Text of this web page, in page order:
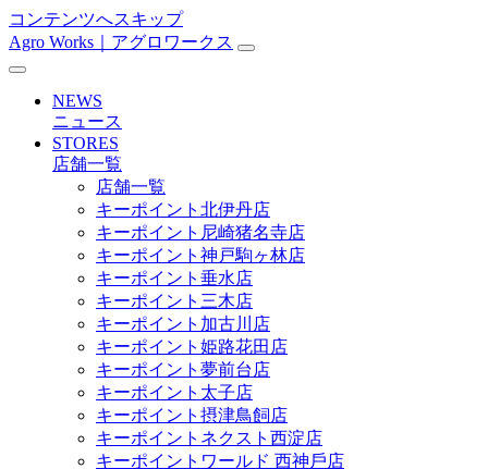
コンテンツへスキップ
メ
イ
Agro Works｜アグロワークス
NEWS
ニュース
STORES
店舗一覧
店舗一覧
キーポイント北伊丹店
キーポイント尼崎猪名寺店
キーポイント神戸駒ヶ林店
キーポイント垂水店
キーポイント三木店
キーポイント加古川店
キーポイント姫路花田店
キーポイント夢前台店
キーポイント太子店
キーポイント摂津鳥飼店
キーポイントネクスト西淀店
キーポイントワールド ⻄神戶店